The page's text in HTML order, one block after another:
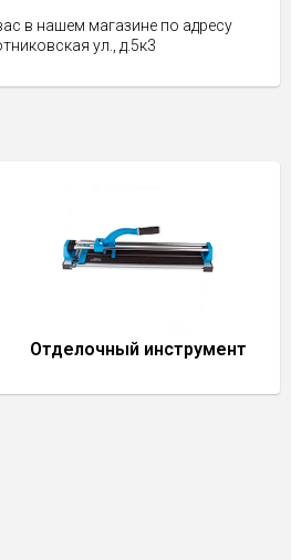
в нашем магазине по адресу
ул., д.5к3
Отделочный инструмент